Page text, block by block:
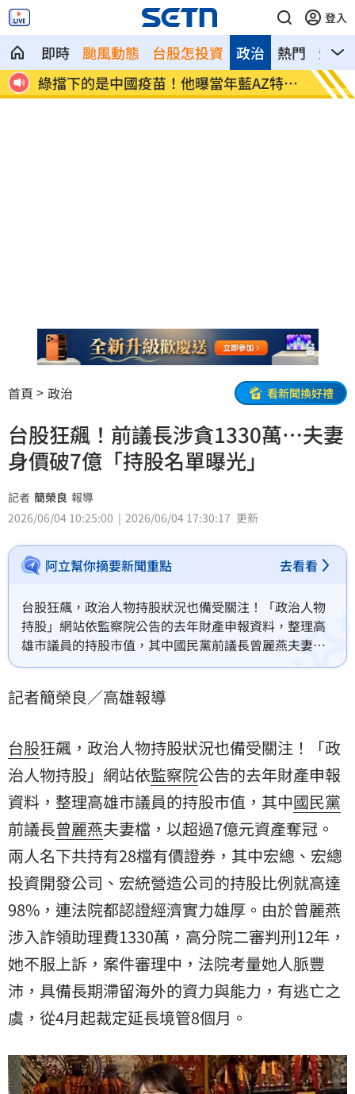
登入
即時 颱風動態 台股怎投資 熱門 影音
政治
連
綠擋下的是中國疫苗！他曝當年藍AZ特戰
隊
遭AI
首頁 政治 看新聞換好禮
台股狂飆！前議長涉貪1330萬…夫妻
身價破7億「持股名單曝光」
記者 簡榮良 報導
2026/06/04 10:25:00
2026/06/04 17:30:17 更新
阿立幫你摘要新聞重點 去看看
台股狂飆，政治人物持股狀況也備受關注！「政治人物
持股」網站依監察院公告的去年財產申報資料，整理高
雄市議員的持股市值，其中國民黨前議長曾麗燕夫妻
檔，以超過7億元資產奪冠。兩人名下共持有28檔有價
持股比例就高達98%。這點連法院都認證，由於曾麗燕
量她經濟實力雄厚，人脈豐沛，有逃亡之虞，從4月起裁
定延長境管8個月。
記者簡榮良／高雄報導
台股狂飆，政治人物持股狀況也備受關注！「政
治人物持股」網站依監察院公告的去年財產申報
資料，整理高雄市議員的持股市值，其中國民黨
前議長曾麗燕夫妻檔，以超過7億元資產奪冠。
兩人名下共持有28檔有價證券，其中宏總、宏總
投資開發公司、宏統營造公司的持股比例就高達
98%，連法院都認證經濟實力雄厚。由於曾麗燕
涉入詐領助理費1330萬，高分院二審判刑12年，
她不服上訴，案件審理中，法院考量她人脈豐
沛，具備長期滯留海外的資力與能力，有逃亡之
虞，從4月起裁定延長境管8個月。